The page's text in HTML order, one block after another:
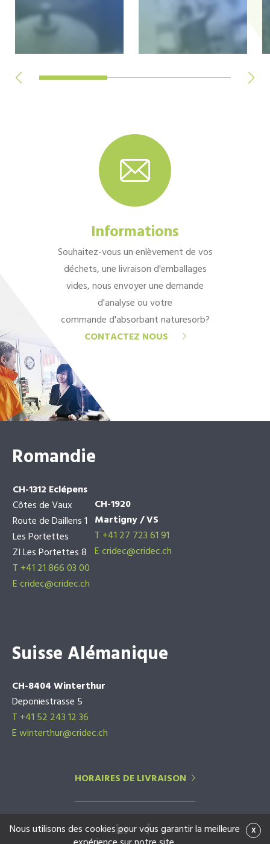
Informations
Souhaitez-vous un enlèvement de vos
déchets, une livraison d'emballages
vides, nous envoyer une demande
d'analyse ou votre
commande d'absorbant naturesorb?
CONTACTEZ NOUS
Romandie
CH-1312 Eclépens
Côtes de Vaux
Route de Daillens 1
Les Portettes
ZI Les Portettes 8
T +41 21 866 03 00
Ecridec@cridec.ch
CH-1920
Martigny / VS
T +41 27 723 61 91
Ecridec@cridec.ch
Suisse Alémanique
CH-8404 Winterthur
Deponiestrasse 5
T +41 52 243 12 36
E winterthur@cridec.ch
HORAIRES DE LIVRAISON
x
Nous utilisons des cookies pour vous garantir la meilleure